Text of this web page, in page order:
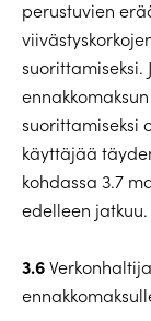
perustuvien
suorittamiseksi.
suorittamiseksi
käyttäjää
kohdassa 3.7
edelleen jatkuu.
3.6